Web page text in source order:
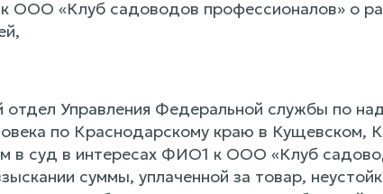
ООО «Клуб садоводов профессионалов» о
отдел Управления Федеральной службы по
по Краснодарскому краю в Кущевском,
в суд в интересах ФИО1 к ООО «Клуб
суммы, уплаченной за товар,